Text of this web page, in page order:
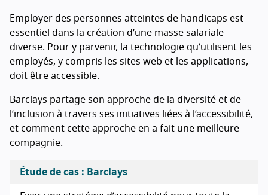
Employer des personnes atteintes de handicaps est
essentiel dans la création d’une masse salariale
diverse. Pour y parvenir, la technologie qu’utilisent les
employés, y compris les sites web et les applications,
doit être accessible.
Barclays partage son approche de la diversité et de
l’inclusion à travers ses initiatives liées à l’accessibilité,
et comment cette approche en a fait une meilleure
compagnie.
Étude de cas : Barclays